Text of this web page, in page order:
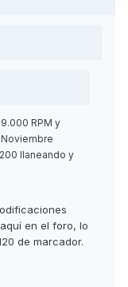
RPM y
llaneando y
en el foro, lo
de marcador.